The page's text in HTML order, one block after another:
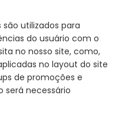
utilizados para
do usuário com o
no nosso site, como,
no layout do site
de promoções e
será necessário